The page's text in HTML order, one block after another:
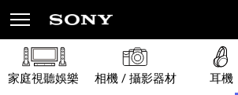
家庭視聽娛樂 相機 / 攝影器材 耳機